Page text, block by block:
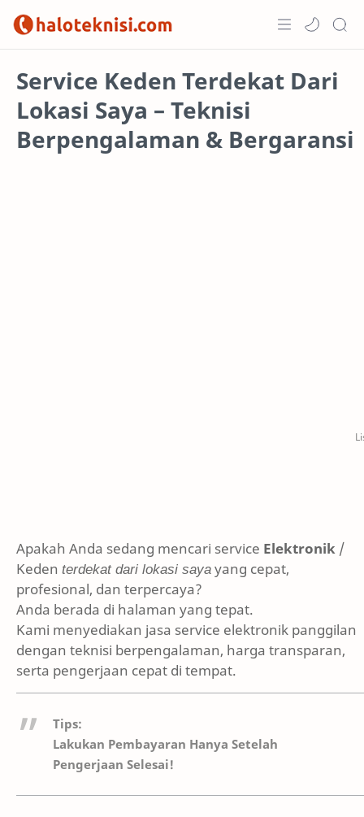
Projects
Service Keden Terdekat Dari
Lokasi Saya – Teknisi
Berpengalaman & Bergaransi
Apakah Anda sedang mencari service Elektronik /
Keden terdekat dari lokasi sayayang cepat,
profesional, dan terpercaya?
Anda berada di halaman yang tepat.
Kami menyediakan jasa service elektronik panggilan
dengan teknisi berpengalaman, harga transparan,
serta pengerjaan cepat di tempat.
Tips:
Lakukan Pembayaran Hanya Setelah
Pengerjaan Selesai!